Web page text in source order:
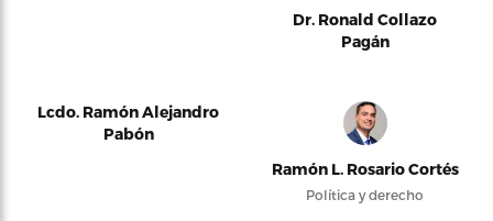
Dr. Ronald Collazo
Pagán
Lcdo. Ramón Alejandro
Pabón
Ramón L. Rosario Cortés
Política y derecho